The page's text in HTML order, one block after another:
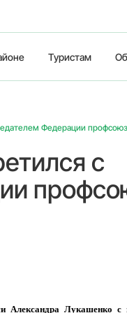
Туристам
Федерации
с
Александра Лукашенко с